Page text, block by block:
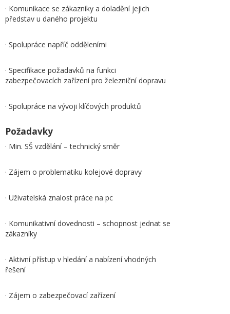
· Komunikace se zákazníky a doladění jejich
představ u daného projektu
· Spolupráce napříč odděleními
· Specifikace požadavků na funkci
zabezpečovacích zařízení pro železniční dopravu
· Spolupráce na vývoji klíčových produktů
Požadavky
· Min. SŠ vzdělání – technický směr
· Zájem o problematiku kolejové dopravy
· Uživatelská znalost práce na pc
· Komunikativní dovednosti – schopnost jednat se
zákazníky
· Aktivní přístup v hledání a nabízení vhodných
řešení
· Zájem o zabezpečovací zařízení